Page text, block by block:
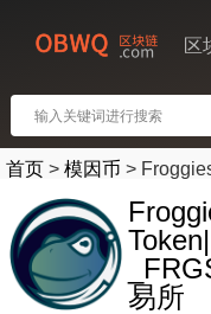
区
首页 > 模因币 >
易所